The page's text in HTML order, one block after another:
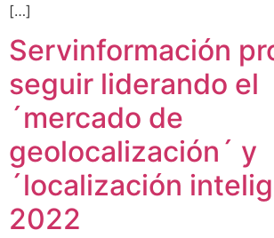
[…]
Servinformación
seguir liderando el
´mercado de
geolocalización´ y
´localización
2022